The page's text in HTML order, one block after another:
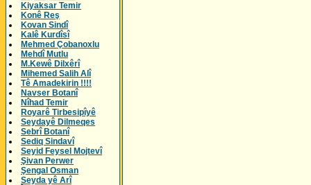
Kiyaksar Temir
Konê Reş
Kovan Sindî
Kalê Kurdîsî
Mehmed Çobanoxlu
Mehdî Mutlu
M.Kewê Dilxêrî
Mihemed Salih Alî
Tê Amadekirin !!!!
Navser Botanî
Nîhad Temir
Royarê Tirbesipîyê
Seydayê Dilmeqes
Sebrî Botanî
Sediq Sindavî
Seyid Feysel Mojtevî
Şivan Perwer
Şengal Osman
Seyda yê Arî